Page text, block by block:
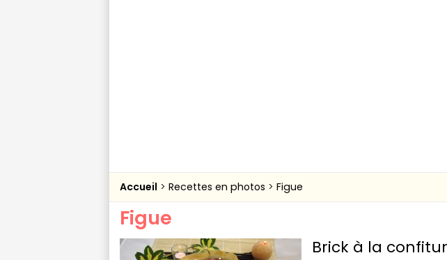
Accueil Recettes en photos Figue
Figue
Brick à la